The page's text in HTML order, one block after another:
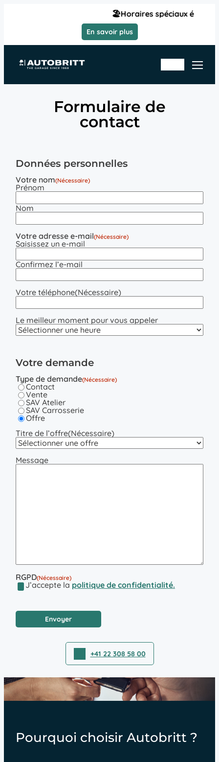
🏖️Horaires spéciaux été | Du
En savoir plus
v
En
ck
Formulaire de
contact
Données personnelles
Votre nom(Nécessaire)
Prénom
Nom
Votre adresse e-mail(Nécessaire)
Saisissez un e-mail
Confirmez l’e-mail
Votre téléphone(Nécessaire)
Le meilleur moment pour vous appeler
Votre demande
Type de demande(Nécessaire)
Contact
Vente
SAV Atelier
SAV Carrosserie
Offre
Titre de l’offre(Nécessaire)
Message
RGPD(Nécessaire)
J’accepte la politique de confidentialité.
+41 22 308 58 00
Pourquoi choisir Autobritt ?